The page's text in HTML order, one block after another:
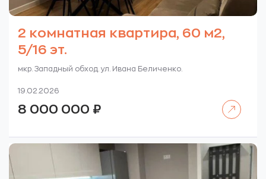
2 комнатная квартира, 60 м2,
5/16 эт.
мкр. Западный обход. ул. Ивана Беличенко.
19.02.2026
8 000 000 ₽